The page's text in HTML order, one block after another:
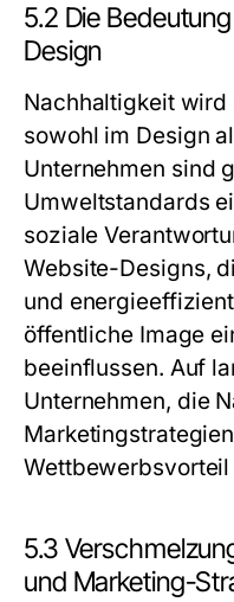
5.2 Die
Design
Nachhaltigkeit
sowohl im Design
Unternehmen sind
Umweltstandards
soziale
Website-Designs,
und
öffentliche Image
beeinflussen. Auf
Unternehmen, die
Wettbewerbsvorteil
5.3
und Marketing-